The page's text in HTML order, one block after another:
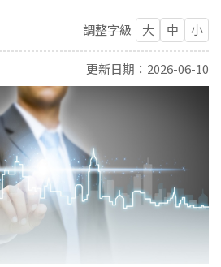
調整字級 大 中 小
更新日期： 2026-06-10